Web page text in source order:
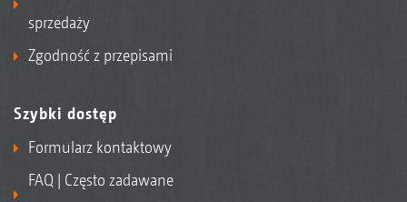
sprzedaży
Zgodność z przepisami
Szybki dostęp
Formularz kontaktowy
FAQ | Często zadawane